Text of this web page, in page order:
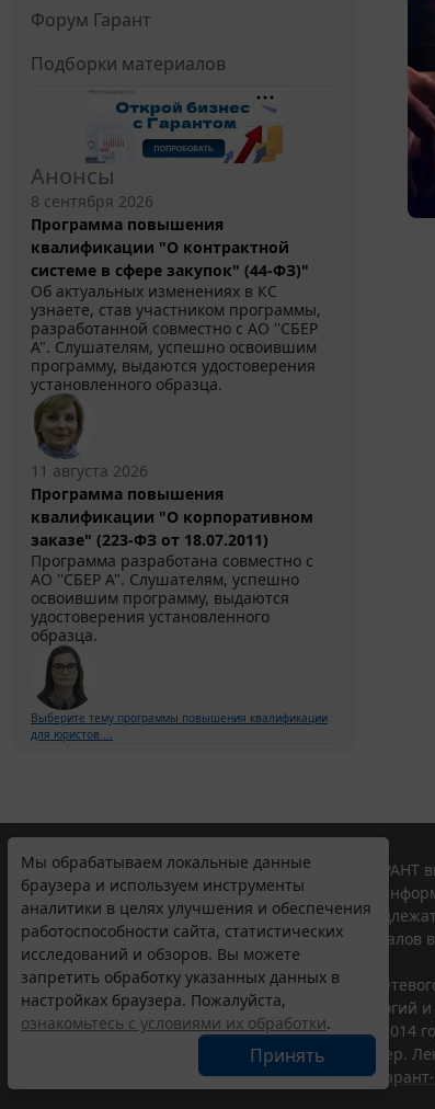
Форум Гарант
Подборки материалов
Анонсы
8 сентября 2026
Программа повышения
квалификации "О контрактной
системе в сфере закупок" (44-ФЗ)"
Об актуальных изменениях в КС
узнаете, став участником программы,
разработанной совместно с АО ''СБЕР
А". Слушателям, успешно освоившим
программу, выдаются удостоверения
установленного образца.
11 августа 2026
Программа повышения
квалификации "О корпоративном
заказе" (223-ФЗ от 18.07.2011)
Программа разработана совместно с
АО ''СБЕР А". Слушателям, успешно
освоившим программу, выдаются
удостоверения установленного
образца.
Выберите тему программы повышения квалификации
для юристов ...
Мы обрабатываем локальные данные
браузера и используем инструменты
аналитики в целях улучшения и обеспечения
работоспособности сайта, статистических
исследований и обзоров. Вы можете
запретить обработку указанных данных в
настройках браузера. Пожалуйста,
ознакомьтесь с условиями их обработки.
Принять
© ООО "НПП "ГАРАНТ-СЕРВИС", 2026. Система ГАРАНТ
участниками Российской ассоциации правовой
Все права на материалы сайта ГАРАНТ.РУ
Полное или частичное воспроизведение
Правила использования портала.
Портал ГАРАНТ.РУ зарегистрирован в качестве
надзору в сфере связи,информационных технологий
(Роскомнадзором), Эл № ФС77-58365 от 18 июня 2014
ООО "НПП "ГАРАНТ-СЕРВИС", 119234, г. Москва, тер.
Разработчик ЭПС Система ГАРАНТ – ООО "НПП "